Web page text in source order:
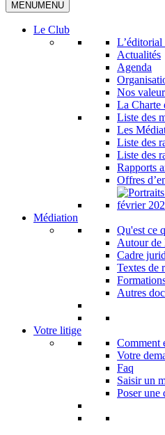
MENUMENU
Le Club
L’éditorial
Actualités
Agenda
Nos
La Charte
Liste des
Les
Liste des
Liste des
Rapports
Offres
Médiation
Qu'est ce
Autour de
Cadre
Textes de
Autres
Votre litige
Comment
Votre
Faq
Saisir un
Poser une